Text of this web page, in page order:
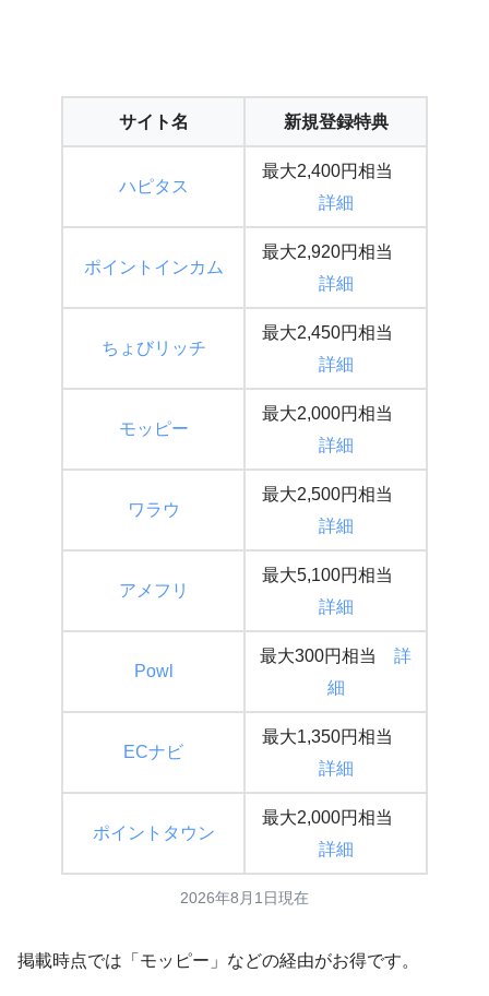
サイト名 新規登録特典
ハピタス
最大2,400円相当
詳細
ポイントインカム
最大2,920円相当
詳細
ちょびリッチ
最大2,450円相当
詳細
モッピー
最大2,000円相当
詳細
ワラウ
最大2,500円相当
詳細
アメフ リ
最大5,100円相当
詳細
Powl
最大300円相当 詳
細
ECナビ
最大1,350円相当
詳細
ポイントタウン
最大2,000円相当
詳細
2026年8月1日現在
掲載時点では「モッピー」などの経由がお得です。